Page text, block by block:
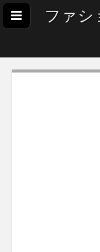
ファシ